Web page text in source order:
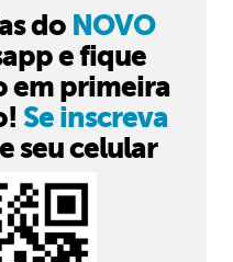
do NOVO
e fique
em primeira
Se inscreva
seu celular